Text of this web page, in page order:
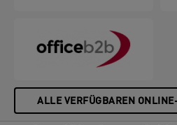
ALLE VERFÜGBAREN